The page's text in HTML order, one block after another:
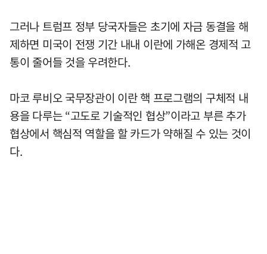
그러나 트럼프 정부 당국자들은 초기에 자금 동결을 해
제하면 미국이 전쟁 기간 내내 이란에 가해온 경제적 고
통이 줄어들 것을 우려한다.
마코 루비오 국무장관이 이란 핵 프로그램의 구체적 내
용을 다루는 “고도로 기술적인 협상”이라고 부른 추가
협상에서 핵심적 역할을 할 카드가 약해질 수 있는 것이
다.